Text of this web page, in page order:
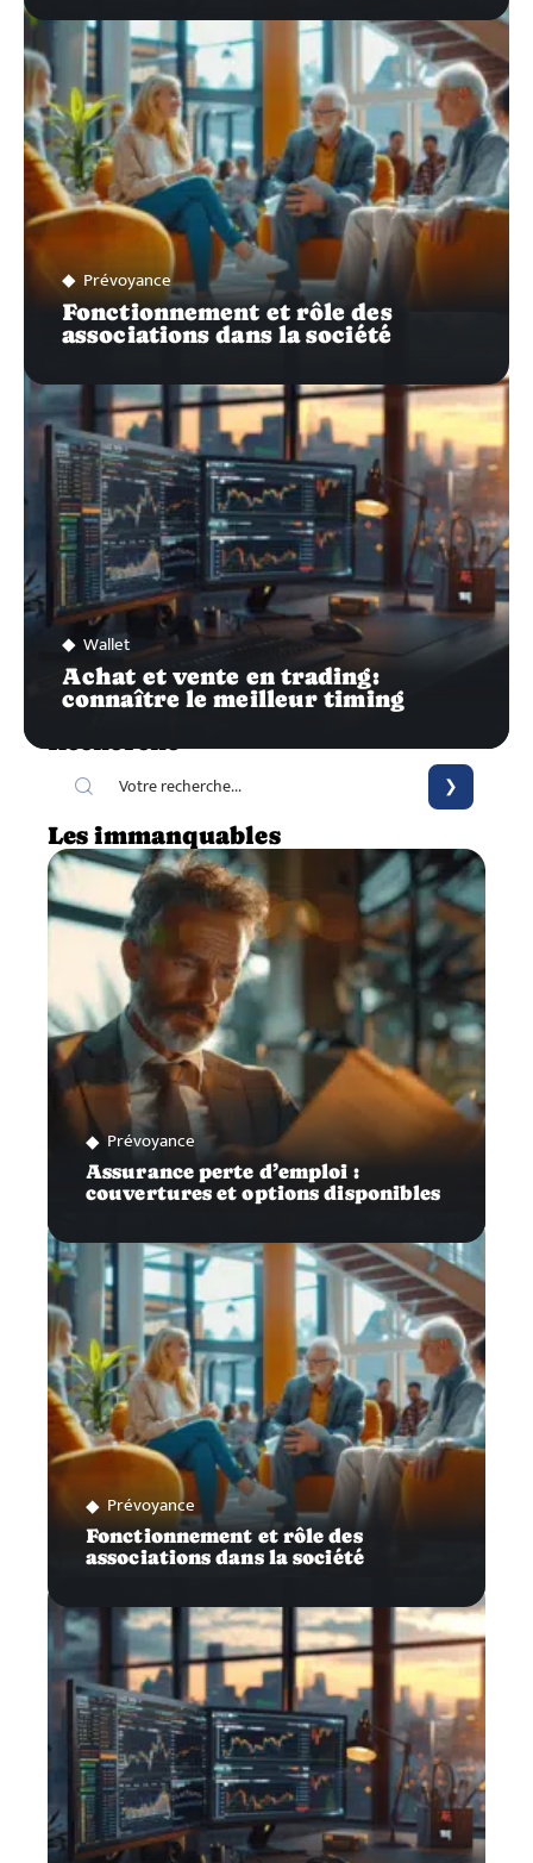
Prévoyance
Fonctionnement et rôle des
associations dans la société
Wallet
Achat et vente en trading:
connaître le meilleur timing
Recherche
Les immanquables
Prévoyance
Assurance perte d’emploi :
couvertures et options disponibles
Prévoyance
Fonctionnement et rôle des
associations dans la société